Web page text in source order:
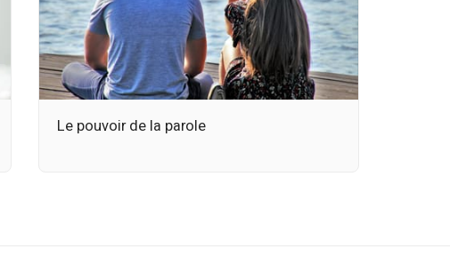
Le pouvoir de la parole